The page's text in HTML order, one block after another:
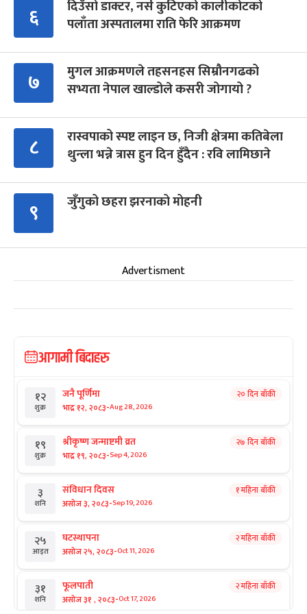
६
दिउँसो डाक्टर, नर्स कुटिएको कालीकोटको
पलाँता अस्पतालमा राति फेरि आक्रमण
७
मुगल आक्रमणले तहसनहस सिम्रौनगढको
सभ्यता नेपाल खाल्डोले कसरी जोगायो ?
८
रास्वपाको स्पष्ट लाइन छ, निजी क्षेत्रमा कतिबेला
थुन्ला भन्ने त्रास हुन दिन हुँदैन : रवि लामिछाने
९ जुँगुको छहरा झरनाको मोहनी
Advertisment
आगामी बिदाहरु
१२
शुक्र
जनै पूर्णिमा
भाद्र १२, २०८३-Aug 28, 2026
२० दिन बाँकी
१९
शुक्र
श्रीकृष्ण जन्माष्टमी व्रत
भाद्र १९, २०८३-Sep 4, 2026
२७ दिन बाँकी
३
शनि
संविधान दिवस
असोज ३, २०८३-Sep 19, 2026
१ महिना बाँकी
२५
आइत
घटस्थापना
असोज २५, २०८३-Oct 11, 2026
२ महिना बाँकी
३१
शनि
फूलपाती
असोज ३१ , २०८३-Oct 17, 2026
२ महिना बाँकी